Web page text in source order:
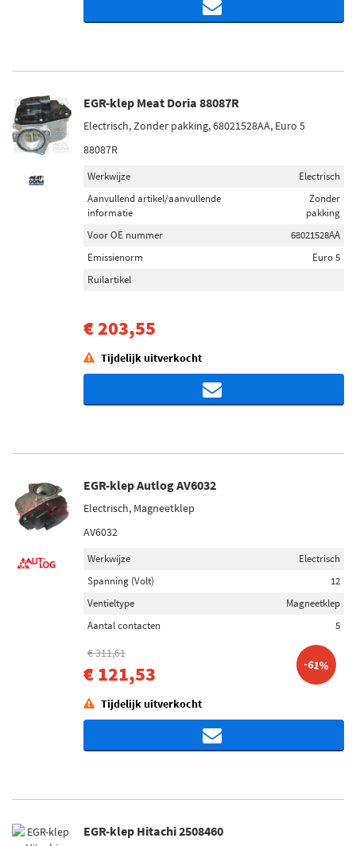
EGR-klep Meat Doria 88087R
Electrisch, Zonder pakking, 68021528AA, Euro 5
88087R
Werkwijze
Electrisch
Aanvullend artikel/aanvullende
informatie
Zonder
pakking
Voor OE nummer
68021528AA
Emissienorm
Euro 5
Ruilartikel
€ 203,55
Tijdelijk uitverkocht
EGR-klep Autlog AV6032
Electrisch, Magneetklep
AV6032
Werkwijze
Electrisch
Spanning (Volt)
12
Ventieltype
Magneetklep
Aantal contacten
5
€ 311,61
€ 121,53 -61%
Tijdelijk uitverkocht
EGR-klep Hitachi 2508460